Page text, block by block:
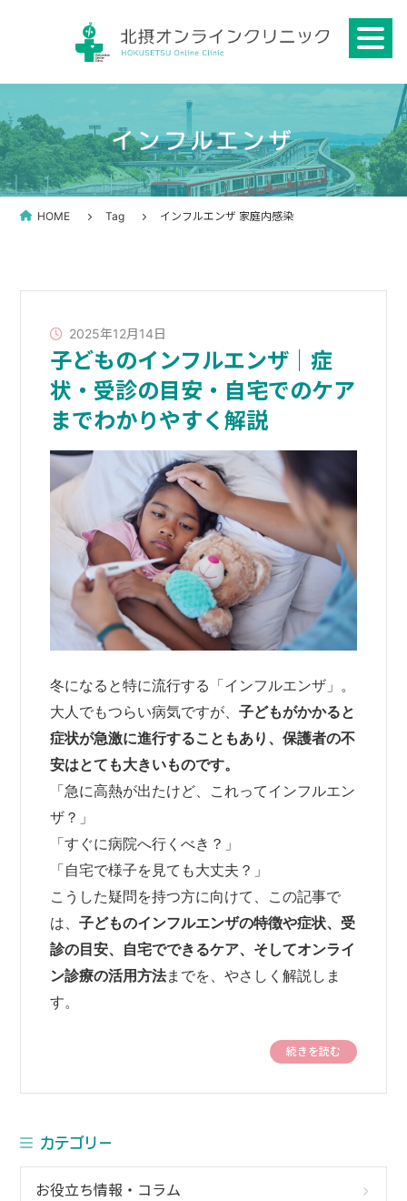
インフルエンザ
HOME Tag インフルエンザ 家庭内感染
2025年12月14日
子どものインフルエンザ｜症
状・受診の目安・自宅でのケア
までわかりやすく解説
冬になると特に流行する「インフルエンザ」。
大人でもつらい病気ですが、子どもがかかると
症状が急激に進行することもあり、保護者の不
安はとても大きいものです。
「急に高熱が出たけど、これってインフルエン
ザ？」
「すぐに病院へ行くべき？」
「自宅で様子を見ても大丈夫？」
こうした疑問を持つ方に向けて、この記事で
は、子どものインフルエンザの特徴や症状、受
診の目安、自宅でできるケア、そしてオンライ
ン診療の活用方法までを、やさしく解説しま
す。
続きを読む
カテゴリー
お役立ち情報・コラム